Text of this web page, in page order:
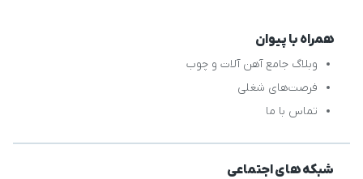
همراه با پیوان
وبلاگ جامع آهن آلات و چوب
فرصت‌های شغلی
تماس با ما
شبکه های اجتماعی